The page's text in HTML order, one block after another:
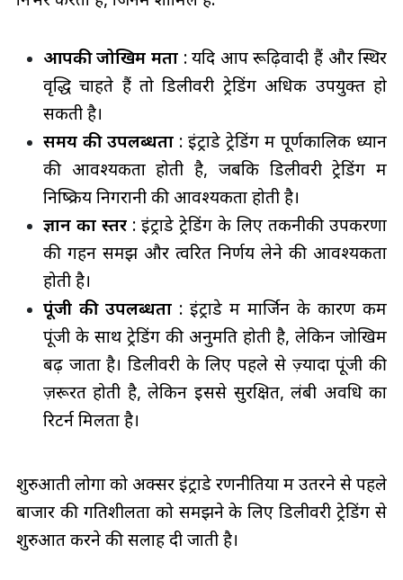
आपकी जोखिम क्षमता : यदि आप रूढ़िवादी हैं और स्थिर
वृद्धि चाहते हैं तो डिलीवरी ट्रेडिंग अधिक उपयुक्त हो
सकती है।
समय की उपलब्धता: इंट्राडे ट्रेडिंग में पूर्णकालिक ध्यान
की आवश्यकता होती है, जबकि डिलीवरी ट्रेडिंग में
निष्क्रिय निगरानी की आवश्यकता होती है।
ज्ञान का स्तर: इंट्राडे ट्रेडिंग के लिए तकनीकी उपकरणों
की गहन समझ और त्वरित निर्णय लेने की आवश्यकता
होती है।
पूंजी की उपलब्धता: इंट्राडे में मार्जिन के कारण कम
पूंजी के साथ ट्रेडिंग की अनुमति होती है, लेकिन जोखिम
बढ़ जाता है। डिलीवरी के लिए पहले से ज़्यादा पूंजी की
ज़रूरत होती है, लेकिन इससे सुरक्षित, लंबी अवधि का
रिटर्न मिलता है।
शुरुआती लोगों को अक्सर इंट्राडे रणनीतियों में उतरने से पहले
बाजार की गतिशीलता को समझने के लिए डिलीवरी ट्रेडिंग से
शुरुआत करने की सलाह दी जाती है।